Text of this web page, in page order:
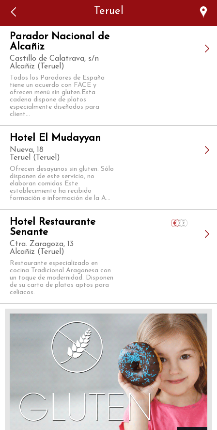
Teruel
Parador Nacional de
Alcañiz
Castillo de Calatrava, s/n
Alcañiz (Teruel)
Todos los Paradores de España
tiene un acuerdo con FACE y
ofrecen menú sin gluten.Esta
cadena dispone de platos
especialmente diseñados para
client...
Hotel El Mudayyan
Nueva, 18
Teruel (Teruel)
Ofrecen desayunos sin gluten. Sólo
disponen de este servicio, no
elaboran comidas Este
establecimiento ha recibido
formación e información de la A...
Hotel Restaurante
Senante
Ctra. Zaragoza, 13
Alcañiz (Teruel)
Restaurante especializado en
cocina Tradicional Aragonesa con
un toque de modernidad. Disponen
de su carta de platos aptos para
celiacos.
Error: The domain WWW.VIAJARSINGLUTEN.COM is not
authorized to show the cookie declaration for domain group
ID 546ddaab-b478-4440-aa8a-3b0205284212. Please add it to
the domain group in the Cookiebot Manager to authorize
the domain.